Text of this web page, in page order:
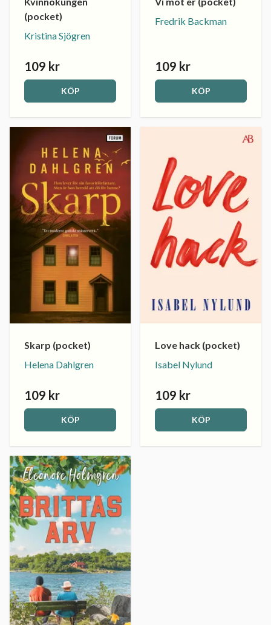
(pocket)
Kristina Sjögren
109 kr
KÖP
Fredrik Backman
109 kr
KÖP
Skarp (pocket)
Helena Dahlgren
109 kr
KÖP
Love hack (pocket)
Isabel Nylund
109 kr
KÖP